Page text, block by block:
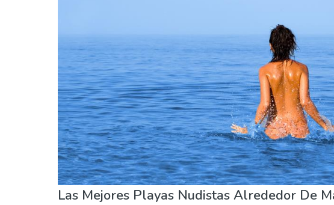
Las Mejores Playas Nudistas Alrededor De